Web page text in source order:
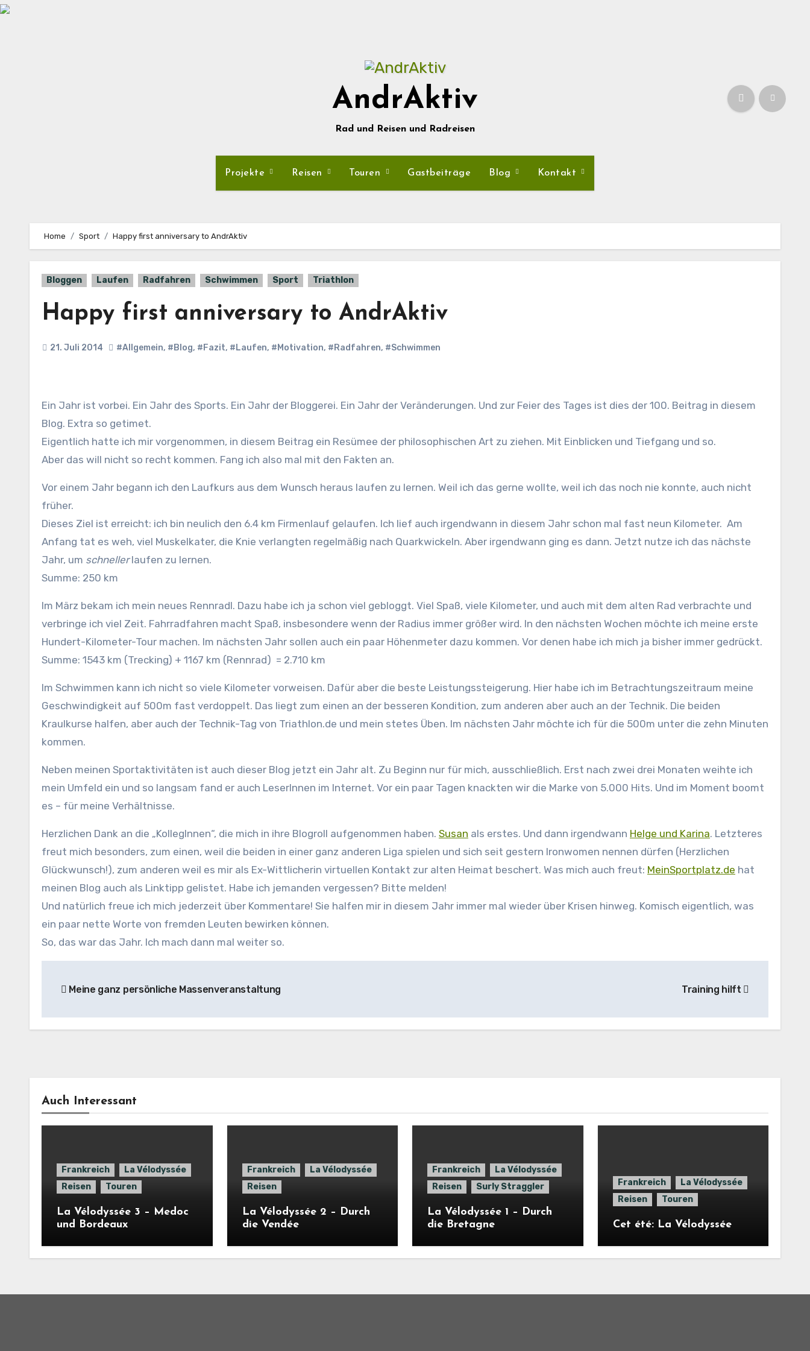
Zum
AndrAktiv
Rad und Reisen und Radreisen
Projekte Reisen Touren Gastbeiträge Blog Kontakt
Home Sport Happy first anniversary to AndrAktiv
Bloggen Laufen Radfahren Schwimmen Sport Triathlon
Happy first anniversary to AndrAktiv
21. Juli 2014 #Allgemein, #Blog, #Fazit, #Laufen, #Motivation, #Radfahren, #Schwimmen
Ein Jahr ist vorbei. Ein Jahr des Sports. Ein Jahr der Bloggerei. Ein Jahr der Veränderungen. Und zur Feier des Tages ist dies der 100. Beitrag in diesem
Blog. Extra so getimet.
Eigentlich hatte ich mir vorgenommen, in diesem Beitrag ein Resümee der philosophischen Art zu ziehen. Mit Einblicken und Tiefgang und so.
Aber das will nicht so recht kommen. Fang ich also mal mit den Fakten an.
Vor einem Jahr begann ich den Laufkurs aus dem Wunsch heraus laufen zu lernen. Weil ich das gerne wollte, weil ich das noch nie konnte, auch nicht
früher.
Dieses Ziel ist erreicht: ich bin neulich den 6.4 km Firmenlauf gelaufen. Ich lief auch irgendwann in diesem Jahr schon mal fast neun Kilometer. Am
Anfang tat es weh, viel Muskelkater, die Knie verlangten regelmäßig nach Quarkwickeln. Aber irgendwann ging es dann. Jetzt nutze ich das nächste
Jahr, um schnellerlaufen zu lernen.
Summe: 250 km
Im März bekam ich mein neues Rennradl. Dazu habe ich ja schon viel gebloggt. Viel Spaß, viele Kilometer, und auch mit dem alten Rad verbrachte und
verbringe ich viel Zeit. Fahrradfahren macht Spaß, insbesondere wenn der Radius immer größer wird. In den nächsten Wochen möchte ich meine erste
Hundert-Kilometer-Tour machen. Im nächsten Jahr sollen auch ein paar Höhenmeter dazu kommen. Vor denen habe ich mich ja bisher immer gedrückt.
Summe: 1543 km (Trecking) + 1167 km (Rennrad) = 2.710 km
Im Schwimmen kann ich nicht so viele Kilometer vorweisen. Dafür aber die beste Leistungssteigerung. Hier habe ich im Betrachtungszeitraum meine
Geschwindigkeit auf 500m fast verdoppelt. Das liegt zum einen an der besseren Kondition, zum anderen aber auch an der Technik. Die beiden
Kraulkurse halfen, aber auch der Technik-Tag von Triathlon.de und mein stetes Üben. Im nächsten Jahr möchte ich für die 500m unter die zehn Minuten
kommen.
Neben meinen Sportaktivitäten ist auch dieser Blog jetzt ein Jahr alt. Zu Beginn nur für mich, ausschließlich. Erst nach zwei drei Monaten weihte ich
mein Umfeld ein und so langsam fand er auch LeserInnen im Internet. Vor ein paar Tagen knackten wir die Marke von 5.000 Hits. Und im Moment boomt
es – für meine Verhältnisse.
Herzlichen Dank an die „KollegInnen“, die mich in ihre Blogroll aufgenommen haben. Susan als erstes. Und dann irgendwann Helge und Karina. Letzteres
freut mich besonders, zum einen, weil die beiden in einer ganz anderen Liga spielen und sich seit gestern Ironwomen nennen dürfen (Herzlichen
Glückwunsch!), zum anderen weil es mir als Ex-Wittlicherin virtuellen Kontakt zur alten Heimat beschert. Was mich auch freut: MeinSportplatz.de hat
meinen Blog auch als Linktipp gelistet. Habe ich jemanden vergessen? Bitte melden!
Und natürlich freue ich mich jederzeit über Kommentare! Sie halfen mir in diesem Jahr immer mal wieder über Krisen hinweg. Komisch eigentlich, was
ein paar nette Worte von fremden Leuten bewirken können.
So, das war das Jahr. Ich mach dann mal weiter so.
Meine ganz persönliche Massenveranstaltung Training hilft
Auch Interessant
Frankreich
La Vélodyssée
Reisen
Touren
La Vélodyssée 3 – Medoc
und Bordeaux
Frankreich
La Vélodyssée
Reisen
La Vélodyssée 2 – Durch
die Vendée
Frankreich
La Vélodyssée
Reisen
Surly Straggler
La Vélodyssée 1 – Durch
die Bretagne
Frankreich
La Vélodyssée
Reisen
Touren
Cet été: La Vélodyssée